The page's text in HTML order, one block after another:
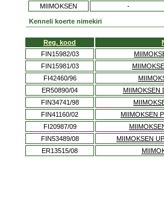
MIIMOKSEN
-
Kenneli koerte nimekiri
Reg. kood
FIN15982/03
FIN15981/03
FI42460/96
ER50890/04
MIIMOKSEN
FIN34741/98
FIN41160/02
MIIMOKSEN
FI20987/09
FIN53489/08
MIIMOKSEN
ER13515/08